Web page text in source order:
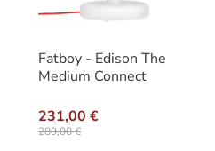
Fatboy - Edison The
Medium Connect
231,00 €
289,00 €